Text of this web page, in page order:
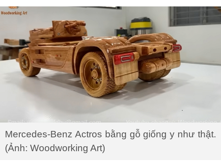
Mercedes-Benz Actros bằng gỗ giống y như thật.
(Ảnh: Woodworking Art)